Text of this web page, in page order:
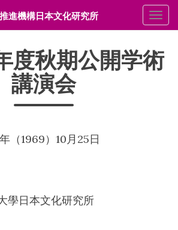
メ
進機構日本文化研究所
度秋期公開学術
講演会
（1969）10月25日
學日本文化研究所